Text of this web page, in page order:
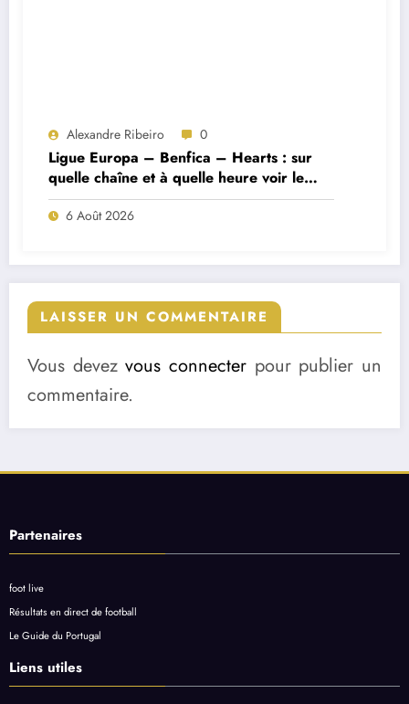
Alexandre Ribeiro 0
Ligue Europa – Benfica – Hearts : sur
quelle chaîne et à quelle heure voir le
match ?
6 Août 2026
LAISSER UN COMMENTAIRE
Vous devezvous connecter pour publier un
commentaire.
Partenaires
foot live
Résultats en direct de football
Le Guide du Portugal
Liens utiles